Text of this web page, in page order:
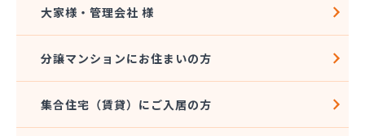
株式会社アイプロ
株式会社エコア 久留米営業所
株式会社エコア 筑豊営業所 山田店
株式会社エコア 筑豊営業所 田川店
株式会社エコア 筑豊営業所 飯塚店
大家様・管理会社 様
分譲マンションにお住まいの方
集合住宅（賃貸）にご入居の方